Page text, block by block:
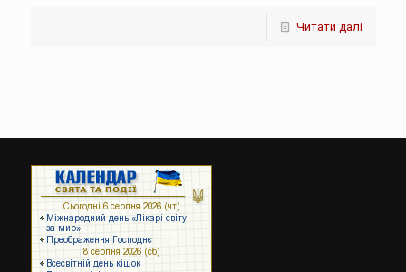
Читати далі